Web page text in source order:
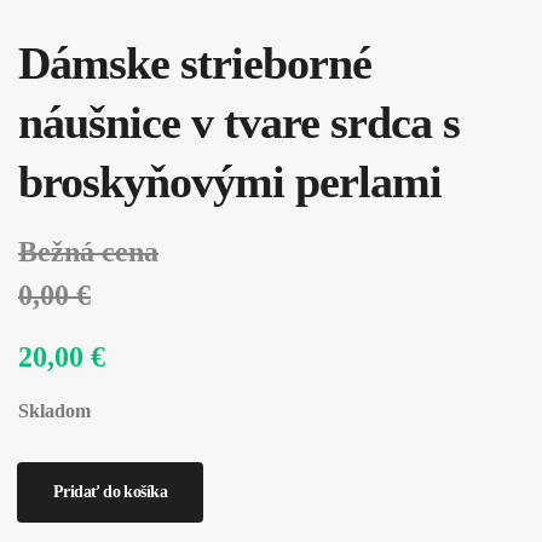
Dámske strieborné
náušnice v tvare srdca s
broskyňovými perlami
Bežná cena
0,00 €
20,00 €
Skladom